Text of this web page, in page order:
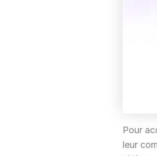
Pour
leur